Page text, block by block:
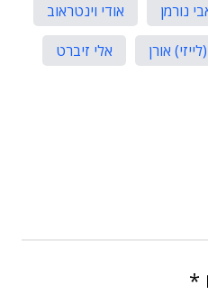
נורמן
אודי וינטראוב
אורן
אלי זיברט
*